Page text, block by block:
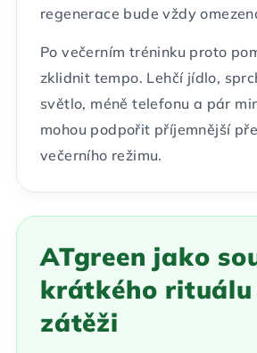
regenerace bude vždy
Po večerním tréninku proto
zklidnit tempo. Lehčí jídlo,
světlo, méně telefonu a pár
mohou podpořit příjemnější
večerního režimu.
ATgreen jako
krátkého rituálu
zátěži